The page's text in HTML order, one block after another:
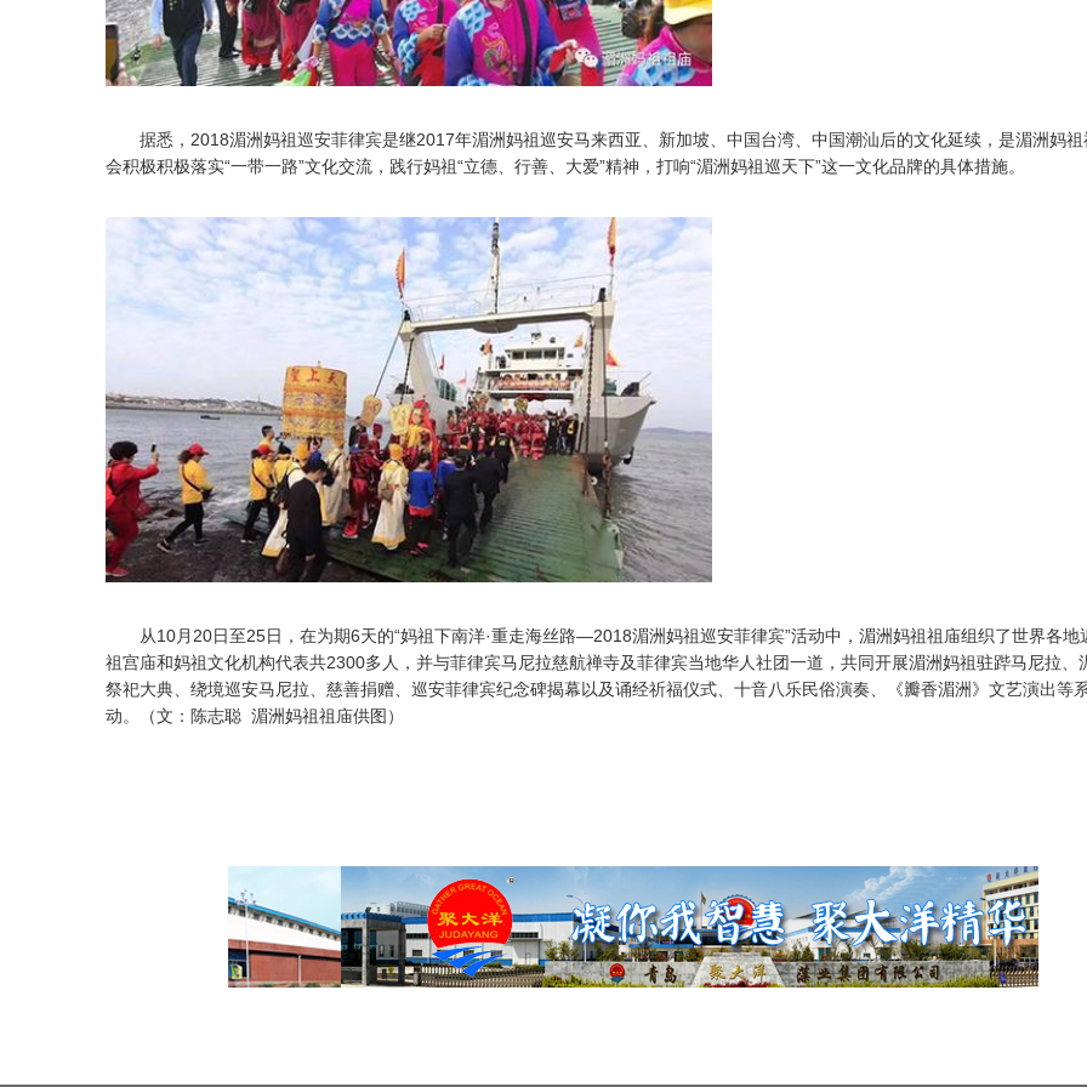
据悉，2018湄洲妈祖巡安菲律宾是继2017年湄洲妈祖巡安马来西亚、新加坡、中国台湾、中国潮汕后的文化延续，是湄洲妈祖
会积极积极落实“一带一路”文化交流，践行妈祖“立德、行善、大爱”精神，打响“湄洲妈祖巡天下”这一文化品牌的具体措施。
从10月20日至25日，在为期6天的“妈祖下南洋·重走海丝路—2018湄洲妈祖巡安菲律宾”活动中，湄洲妈祖祖庙组织了世界各地
祖宫庙和妈祖文化机构代表共2300多人，并与菲律宾马尼拉慈航禅寺及菲律宾当地华人社团一道，共同开展湄洲妈祖驻跸马尼拉、
祭祀大典、绕境巡安马尼拉、慈善捐赠、巡安菲律宾纪念碑揭幕以及诵经祈福仪式、十音八乐民俗演奏、《瓣香湄洲》文艺演出等
动。（文：陈志聪 湄洲妈祖祖庙供图）